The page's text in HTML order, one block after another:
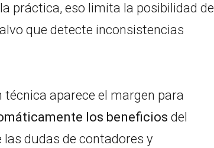
práctica, eso limita la posibilidad de
que detecte inconsistencias
aparece el margen para
los beneficios del
las dudas de contadores y